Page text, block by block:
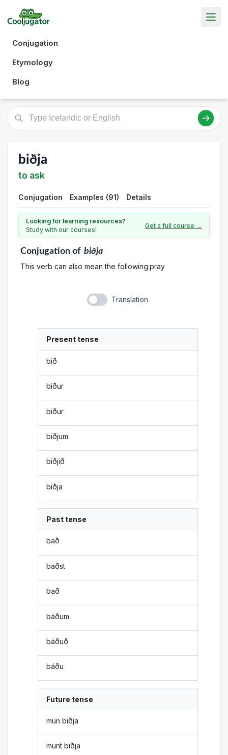
Conjugation
Etymology
Blog
biðja
to ask
Conjugation Examples (91) Details
Looking for learning resources?
Study with our courses!
Get a full course →
Conjugationof biðja
This verb can also mean the following:pray
Translation
Present tense
bið
biður
biður
biðjum
biðjið
biðja
Past tense
bað
baðst
bað
báðum
báðuð
báðu
Future tense
mun biðja
munt biðja